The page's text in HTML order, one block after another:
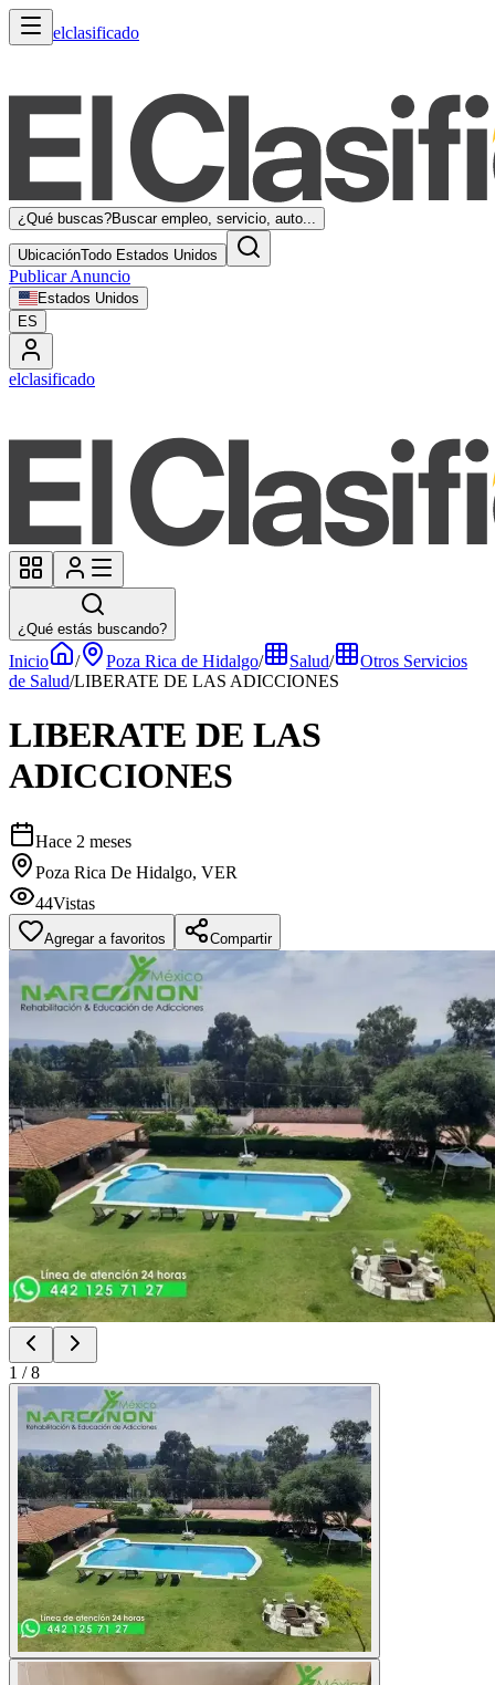
elclasificado
¿Qué buscas?Buscar empleo, servicio, auto...
UbicaciónTodo Estados Unidos
Publicar Anuncio
Estados Unidos
ES
elclasificado
¿Qué estás buscando?
Inicio / Poza Rica de Hidalgo/ Salud/
Otros Servicios
de Salud/LIBERATE DE LAS ADICCIONES
LIBERATE DE LAS
ADICCIONES
Hace 2 meses
Poza Rica De Hidalgo, VER
44Vistas
Agregar a favoritos Compartir
1 /8